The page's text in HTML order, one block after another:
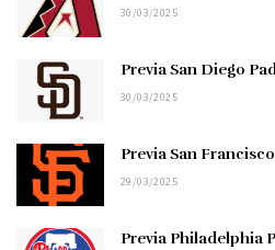
30/03/2025
Previa San Diego
30/03/2025
Previa San
29/03/2025
Previa Philadelphia